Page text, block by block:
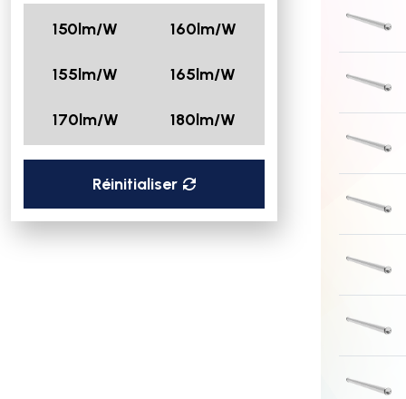
150lm/W 160lm/W
155lm/W 165lm/W
170lm/W 180lm/W
Réinitialiser